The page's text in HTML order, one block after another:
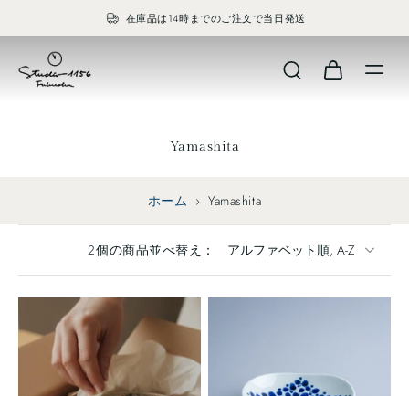
在庫品は14時までのご注文で当日発送
Yamashita
ホーム › Yamashita
2個の商品並べ替え：